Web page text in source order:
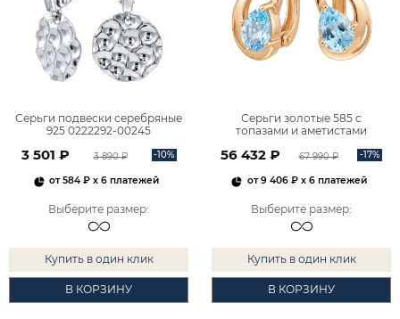
Серьги подвески серебряные
925 0222292-00245
3 501 ₽ 3 890 ₽ -10%
от584 ₽ x 6 платежей
Выберите размер:
Купить в один клик
В КОРЗИНУ
Серьги золотые 585 с
топазами и аметистами
56 432 ₽ 67 990 ₽ -17%
от9 406 ₽x 6 платежей
Выберите размер:
Купить в один клик
В КОРЗИНУ